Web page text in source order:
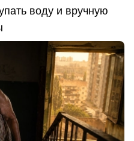
воду и вручную